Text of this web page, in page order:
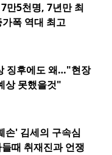
만5천명, 7년만 최
폭 역대 최고
징후에도 왜…"현장
상 못했을것"
손' 김세의 구속심
때 취재진과 언쟁